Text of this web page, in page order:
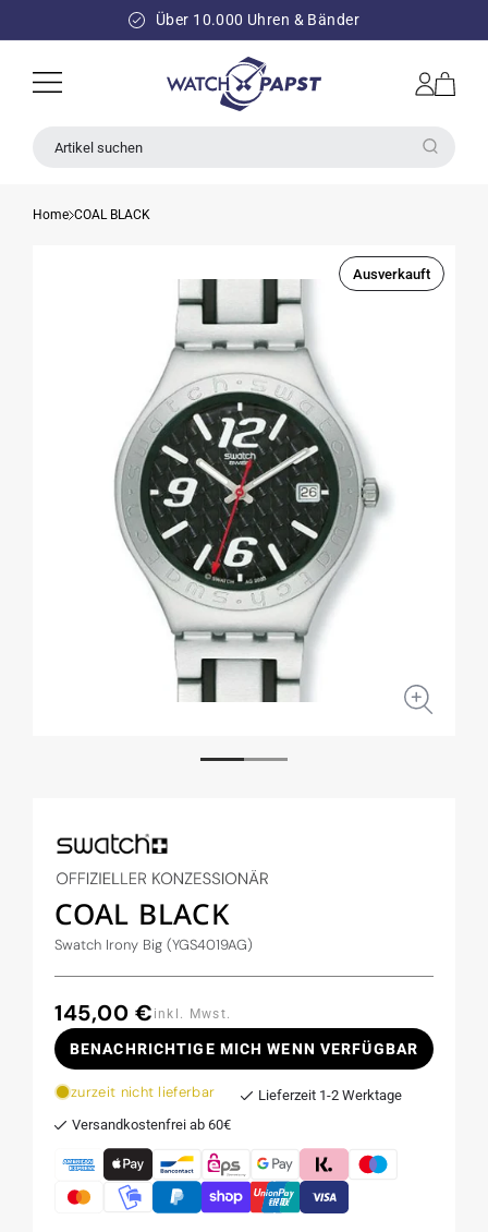
INHALT
Über 10.000 Uhren & Bänder
Einloggen
Warenkorb
Artikel suchen
Home COAL BLACK
Ausverkauft
COAL BLACK
Swatch Irony Big (YGS4019AG)
Normaler
Preis
145,00 € inkl. Mwst.
BENACHRICHTIGE MICH WENN VERFÜGBAR
zurzeit nicht lieferbar
Lieferzeit 1-2 Werktage
Versandkostenfrei ab 60€